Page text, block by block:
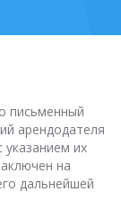
письменный
арендодателя
их
на
дальнейшей